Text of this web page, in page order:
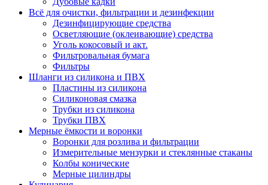
Всё для очистки, фильтрации и дезинфекции
Дезинфицирующие средства
Осветляющие (оклеивающие) средства
Уголь кокосовый и акт.
Фильтровальная бумага
Фильтры
Шланги из силикона и ПВХ
Пластины из силикона
Силиконовая смазка
Трубки из силикона
Трубки ПВХ
Мерные ёмкости и воронки
Воронки для розлива и фильтрации
Измерительные мензурки и стеклянные стаканы
Колбы конические
Мерные цилиндры